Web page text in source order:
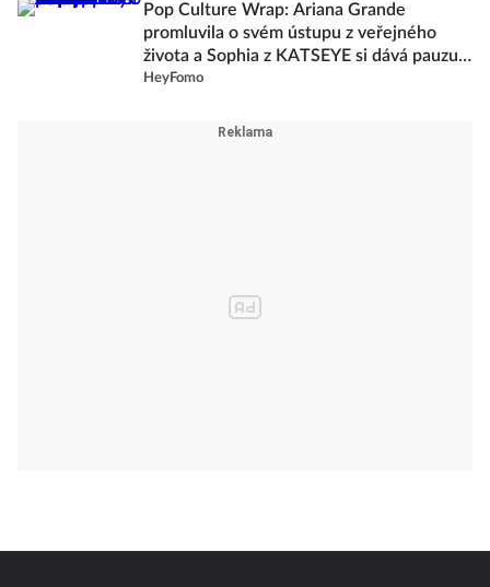
Pop Culture Wrap: Ariana Grande
promluvila o svém ústupu z veřejného
života a Sophia z KATSEYE si dává pauzu
od skupiny
HeyFomo